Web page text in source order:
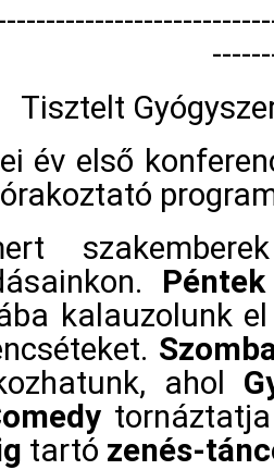
Tisztelt
év első
kalauzolunk
ahol
tornáztatja
tartó zenés-